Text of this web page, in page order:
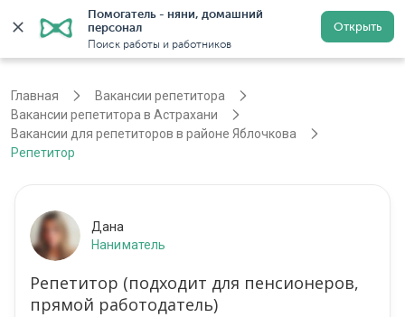
Помогатель - няни, домашний
персонал
Поиск работы и работников
Открыть
Астрахань Регистрация
Главная
Вакансии репетитора
Вакансии репетитора в Астрахани
Вакансии для репетиторов в районе Яблочкова
Репетитор
Дана
Наниматель
Репетитор (подходит для пенсионеров,
прямой работодатель)